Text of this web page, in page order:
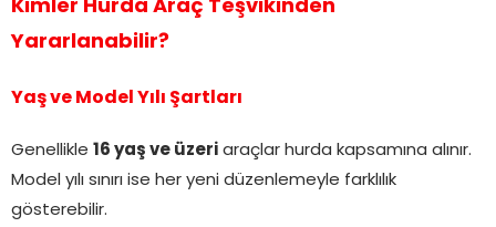
Kimler Hurda Araç Teşvikinden
Yararlanabilir?
Yaş ve Model Yılı Şartları
Genellikle 16 yaş ve üzeri araçlar hurda kapsamına alınır.
Model yılı sınırı ise her yeni düzenlemeyle farklılık
gösterebilir.